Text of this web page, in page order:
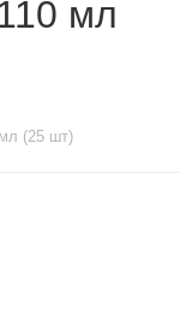
мл
(25 шт)